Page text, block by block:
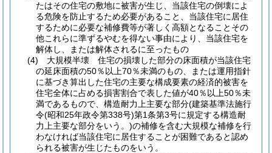
たはその住宅の敷地に被害が生じ、当該住宅の倒壊によ
る危険を防止するため必要があること、当該住宅に居住
するために必要な補修費等が著しく高額となることその
他これらに準ずるやむを得ない事由により、当該住宅を
解体し、または解体されるに至ったもの
(4)
大規模半壊 住宅の損壊した部分の床面積が当該住宅
の延床面積の50％以上70％未満のもの、または運用指針
に基づき算出した住宅の主要な構成要素の経済的被害を
住宅全体に占める損害割合で表した値が40％以上50％未
満であるもので、構造耐力上主要な部分(建築基準法施行
令(昭和25年政令第338号)第1条第3号に規定する構造耐
力上主要な部分をいう。)の補修を含む大規模な補修を行
わなければ当該住宅に居住することが困難であると認め
られる被害が生じたものをいう。